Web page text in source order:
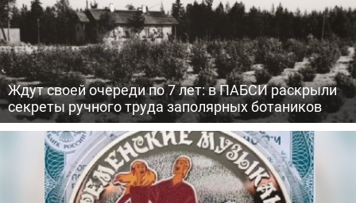
Ждут своей очереди по 7 лет: в ПАБСИ раскрыли
секреты ручного труда заполярных ботаников